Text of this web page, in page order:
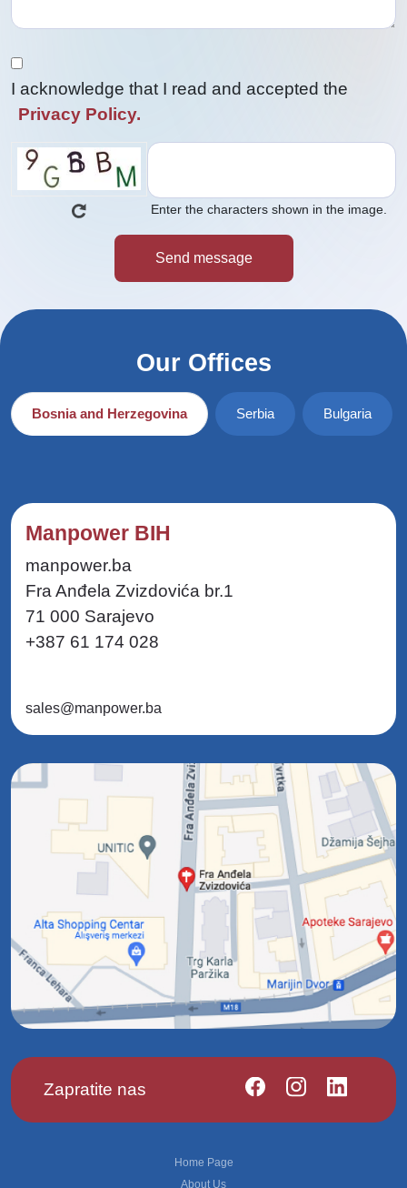
I acknowledge that I read and accepted the
Privacy Policy.
Enter the characters shown in the image.
Our Offices
Bosnia and Herzegovina Serbia Bulgaria
Manpower BIH
manpower.ba
Fra Anđela Zvizdovića br.1
71 000 Sarajevo
+387 61 174 028
sales@manpower.ba
Zapratite nas
Home Page
About Us